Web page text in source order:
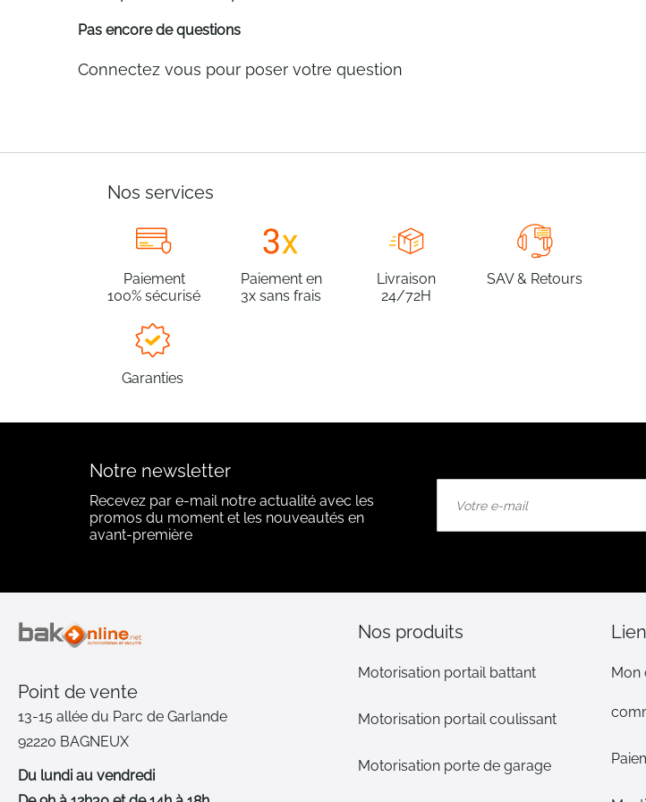
Pas encore de questions
Connectez vous pour poser votre question
Nos services
Paiement
100% sécurisé
Paiement en
3x sans frais
Livraison
24/72H
SAV & Retours
Garanties
Notre newsletter
Recevez par e-mail notre actualité avec les
promos du moment et les nouveautés en
avant-première
notre
:
Point de vente
13-15 allée du Parc de Garlande
92220 BAGNEUX
Du lundi au vendredi
Nos produits
Motorisation portail battant
Motorisation portail coulissant
Motorisation porte de garage
Mon